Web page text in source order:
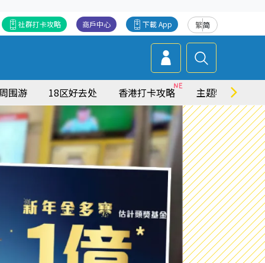
繁简
下載 App
商戶中心
社群打卡攻略
周围游 18区好去处 香港打卡攻略 主题特集